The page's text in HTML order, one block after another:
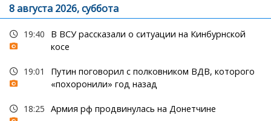
8 августа 2026, суббота
19:40
В ВСУ рассказали о ситуации на Кинбурнской
косе
19:01
Путин поговорил с полковником ВДВ, которого
«похоронили» год назад
18:25 Армия рф продвинулась на Донетчине